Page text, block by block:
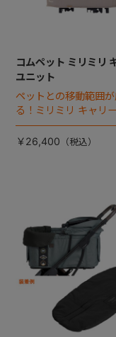
コムペット ミリミリ
ユニット
ペットとの移動範囲
る！ミリミリ キャリ
リー部単品が登場！
￥26,400